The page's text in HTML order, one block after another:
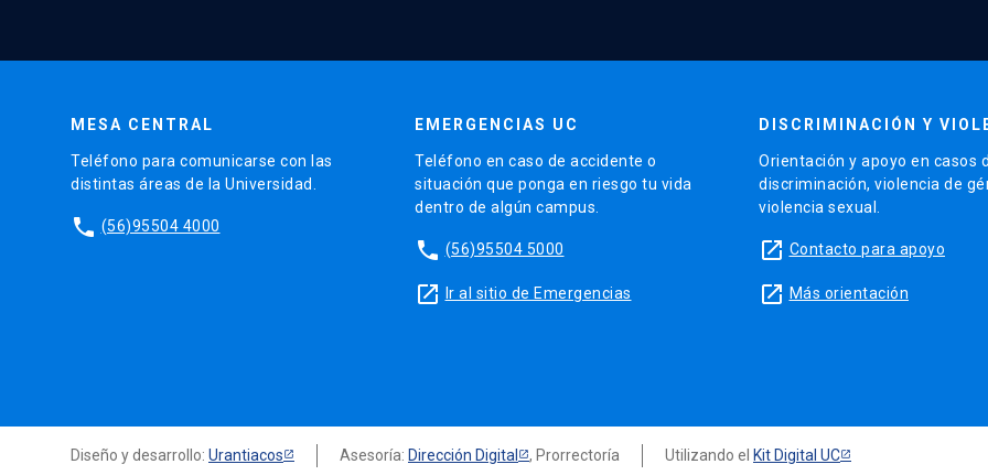
MESA CENTRAL
Teléfono para comunicarse con las
distintas áreas de la Universidad.
phone (56)95504 4000
EMERGENCIAS UC
Teléfono en caso de accidente o
situación que ponga en riesgo tu vida
dentro de algún campus.
phone (56)95504 5000
launch Ir al sitio de Emergencias
DISCRIMINACIÓN Y
Orientación y apoyo en casos
discriminación, violencia de
violencia sexual.
launch Contacto para apoyo
launch Más orientación
Diseño y desarrollo: Urantiacos Asesoría: Dirección Digital , Prorrectoría Utilizando el Kit Digital UC